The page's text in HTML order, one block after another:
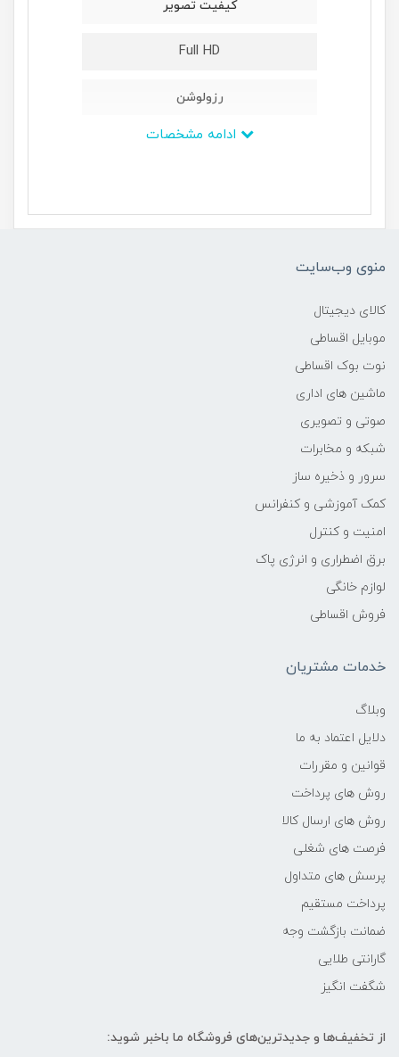
کیفیت تصویر
Full HD
رزولوشن
۱۰۸۰ × ۱۹۲۰
-
منوی وب‌سایت
کالای دیجیتال
موبایل اقساطی
نوت بوک اقساطی
ماشین های اداری
صوتی و تصویری
شبکه و مخابرات
سرور و ذخیره ساز
کمک آموزشی و کنفرانس
امنیت و کنترل
برق اضطراری و انرژی پاک
لوازم خانگی
فروش اقساطی
خدمات مشتریان
وبلاگ
دلایل اعتماد به ما
قوانین و مقررات
روش های پرداخت
روش های ارسال کالا
فرصت های شغلی
پرسش های متداول
پرداخت مستقیم
ضمانت بازگشت وجه
گارانتی طلایی
شگفت انگیز
از تخفیف‌ها و جدیدترین‌های فروشگاه ما باخبر شوید: